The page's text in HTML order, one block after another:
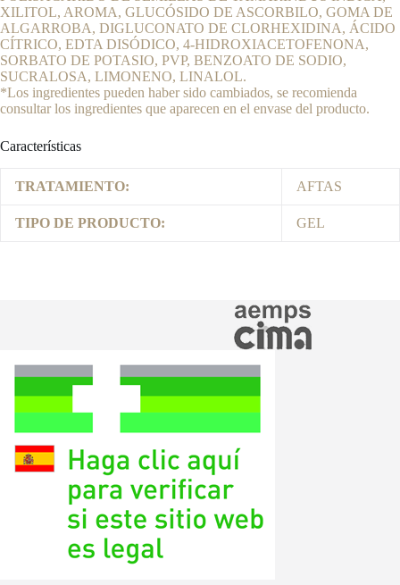
XILITOL, AROMA, GLUCÓSIDO DE ASCORBILO, GOMA DE
ALGARROBA, DIGLUCONATO DE CLORHEXIDINA, ÁCIDO
CÍTRICO, EDTA DISÓDICO, 4-HIDROXIACETOFENONA,
SORBATO DE POTASIO, PVP, BENZOATO DE SODIO,
SUCRALOSA, LIMONENO, LINALOL.
*Los ingredientes pueden haber sido cambiados, se recomienda
consultar los ingredientes que aparecen en el envase del producto.
Características
TRATAMIENTO: AFTAS
TIPO DE PRODUCTO: GEL